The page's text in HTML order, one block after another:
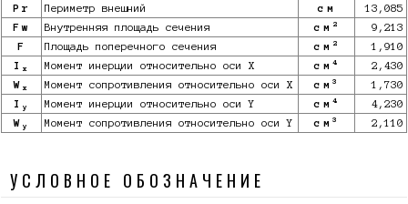
Pr
Периметр внешний см
13,085
Fw
Внутренняя площадь сечения см 2
9,213
F
Площадь поперечного сечения см 2
1,910
I x Момент инерции относительно оси X см 4
2,430
W x Момент сопротивления относительно оси X см 3
1,730
I y Момент инерции относительно оси Y см 4
4,230
W y Момент сопротивления относительно оси Y см 3 2,110
УСЛОВНОЕ ОБОЗНАЧЕНИЕ